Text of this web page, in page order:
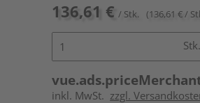
136,61 € / Stk. (136,61 € /
Stk.
inkl. MwSt. zzgl.